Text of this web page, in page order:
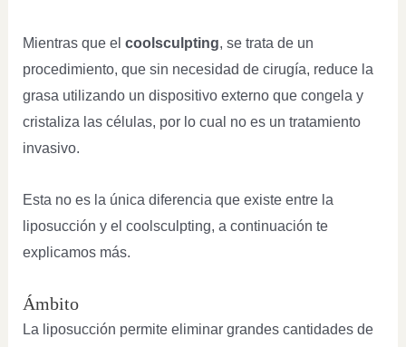
Mientras que el coolsculpting, se trata de un
procedimiento, que sin necesidad de cirugía, reduce la
grasa utilizando un dispositivo externo que congela y
cristaliza las células, por lo cual no es un tratamiento
invasivo.
Esta no es la única diferencia que existe entre la
liposucción y el coolsculpting, a continuación te
explicamos más.
Ámbito
La liposucción permite eliminar grandes cantidades de